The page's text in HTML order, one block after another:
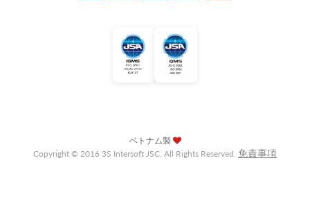
ベトナム製
Copyright © 2016 3S Intersoft JSC. All Rights Reserved. 免責事項